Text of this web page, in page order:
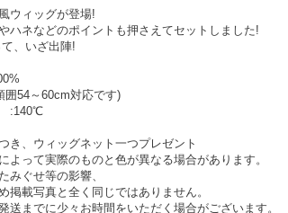
ウィッグが登場!
ハネなどのポイントも押さえてセットしました!
、いざ出陣!
54～60cm対応です)
:140℃
き、ウィッグネット一つプレゼント
よって実際のものと色が異なる場合があります。
みぐせ等の影響、
載写真と全く同じではありません。
送までに少々お時間をいただく場合がございます。